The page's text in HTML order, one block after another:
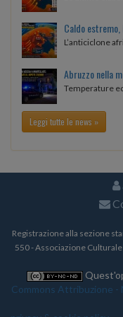
Caldo
L’anticiclone
Abruzzo nella
Temperature
Leggi tutte le news »
Registrazione alla sezione
550 - Associazione
Commons Attribuzione -